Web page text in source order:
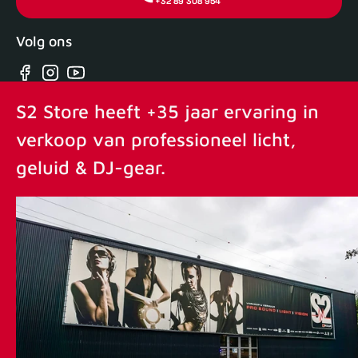
Volg ons
Facebook
Instagram
YouTube
S2 Store heeft +35 jaar ervaring in
verkoop van professioneel licht,
geluid & DJ-gear.